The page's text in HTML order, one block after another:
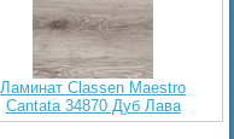
Ламинат Classen Maestro
Cantata 34870 Дуб Лава